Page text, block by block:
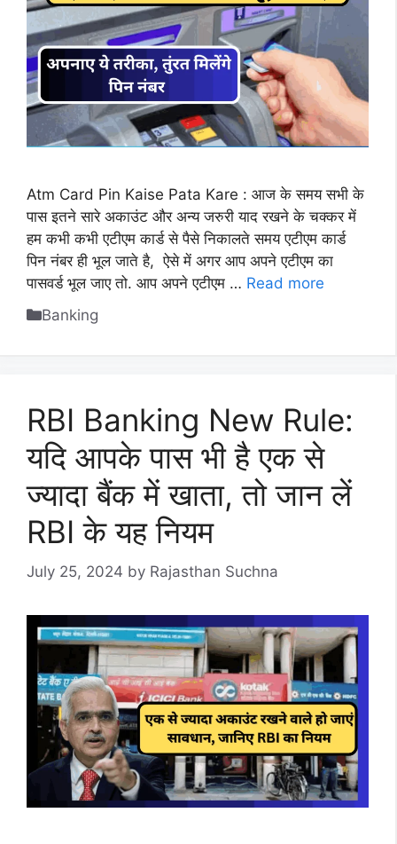
Atm Card Pin Kaise Pata Kare : आज के समय सभी के
पास इतने सारे अकाउंट और अन्य जरुरी याद रखने के चक्कर में
हम कभी कभी एटीएम कार्ड से पैसे निकालते समय एटीएम कार्ड
पिन नंबर ही भूल जाते है, ऐसे में अगर आप अपने एटीएम का
पासवर्ड भूल जाए तो. आप अपने एटीएम … Read more
Categories
Banking
RBI Banking New Rule:
यदि आपके पास भी है एक से
ज्यादा बैंक में खाता, तो जान लें
RBI के यह नियम
July 25, 2024 by Rajasthan Suchna